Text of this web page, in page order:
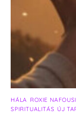
HÁLA ROXIE NAFOUSI
SPIRITUALITÁS ÚJ